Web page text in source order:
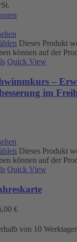
Dieses Produkt
können auf der
Quick View
–
im
Dieses Produkt
können auf der
Quick View
€
von 10